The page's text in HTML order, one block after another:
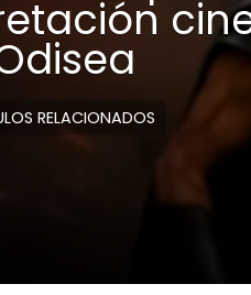
RELACIONADOS